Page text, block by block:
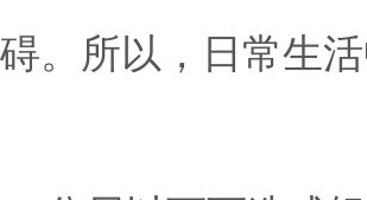
碍。所以，日常生